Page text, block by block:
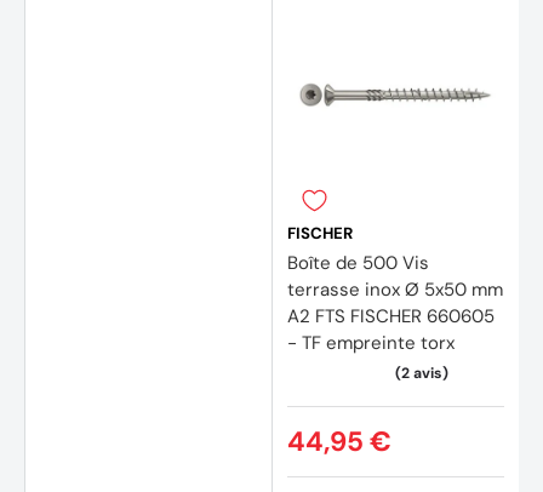
FISCHER
Boîte de 500 Vis
terrasse inox Ø 5x50 mm
A2 FTS FISCHER 660605
- TF empreinte torx
44,95 €